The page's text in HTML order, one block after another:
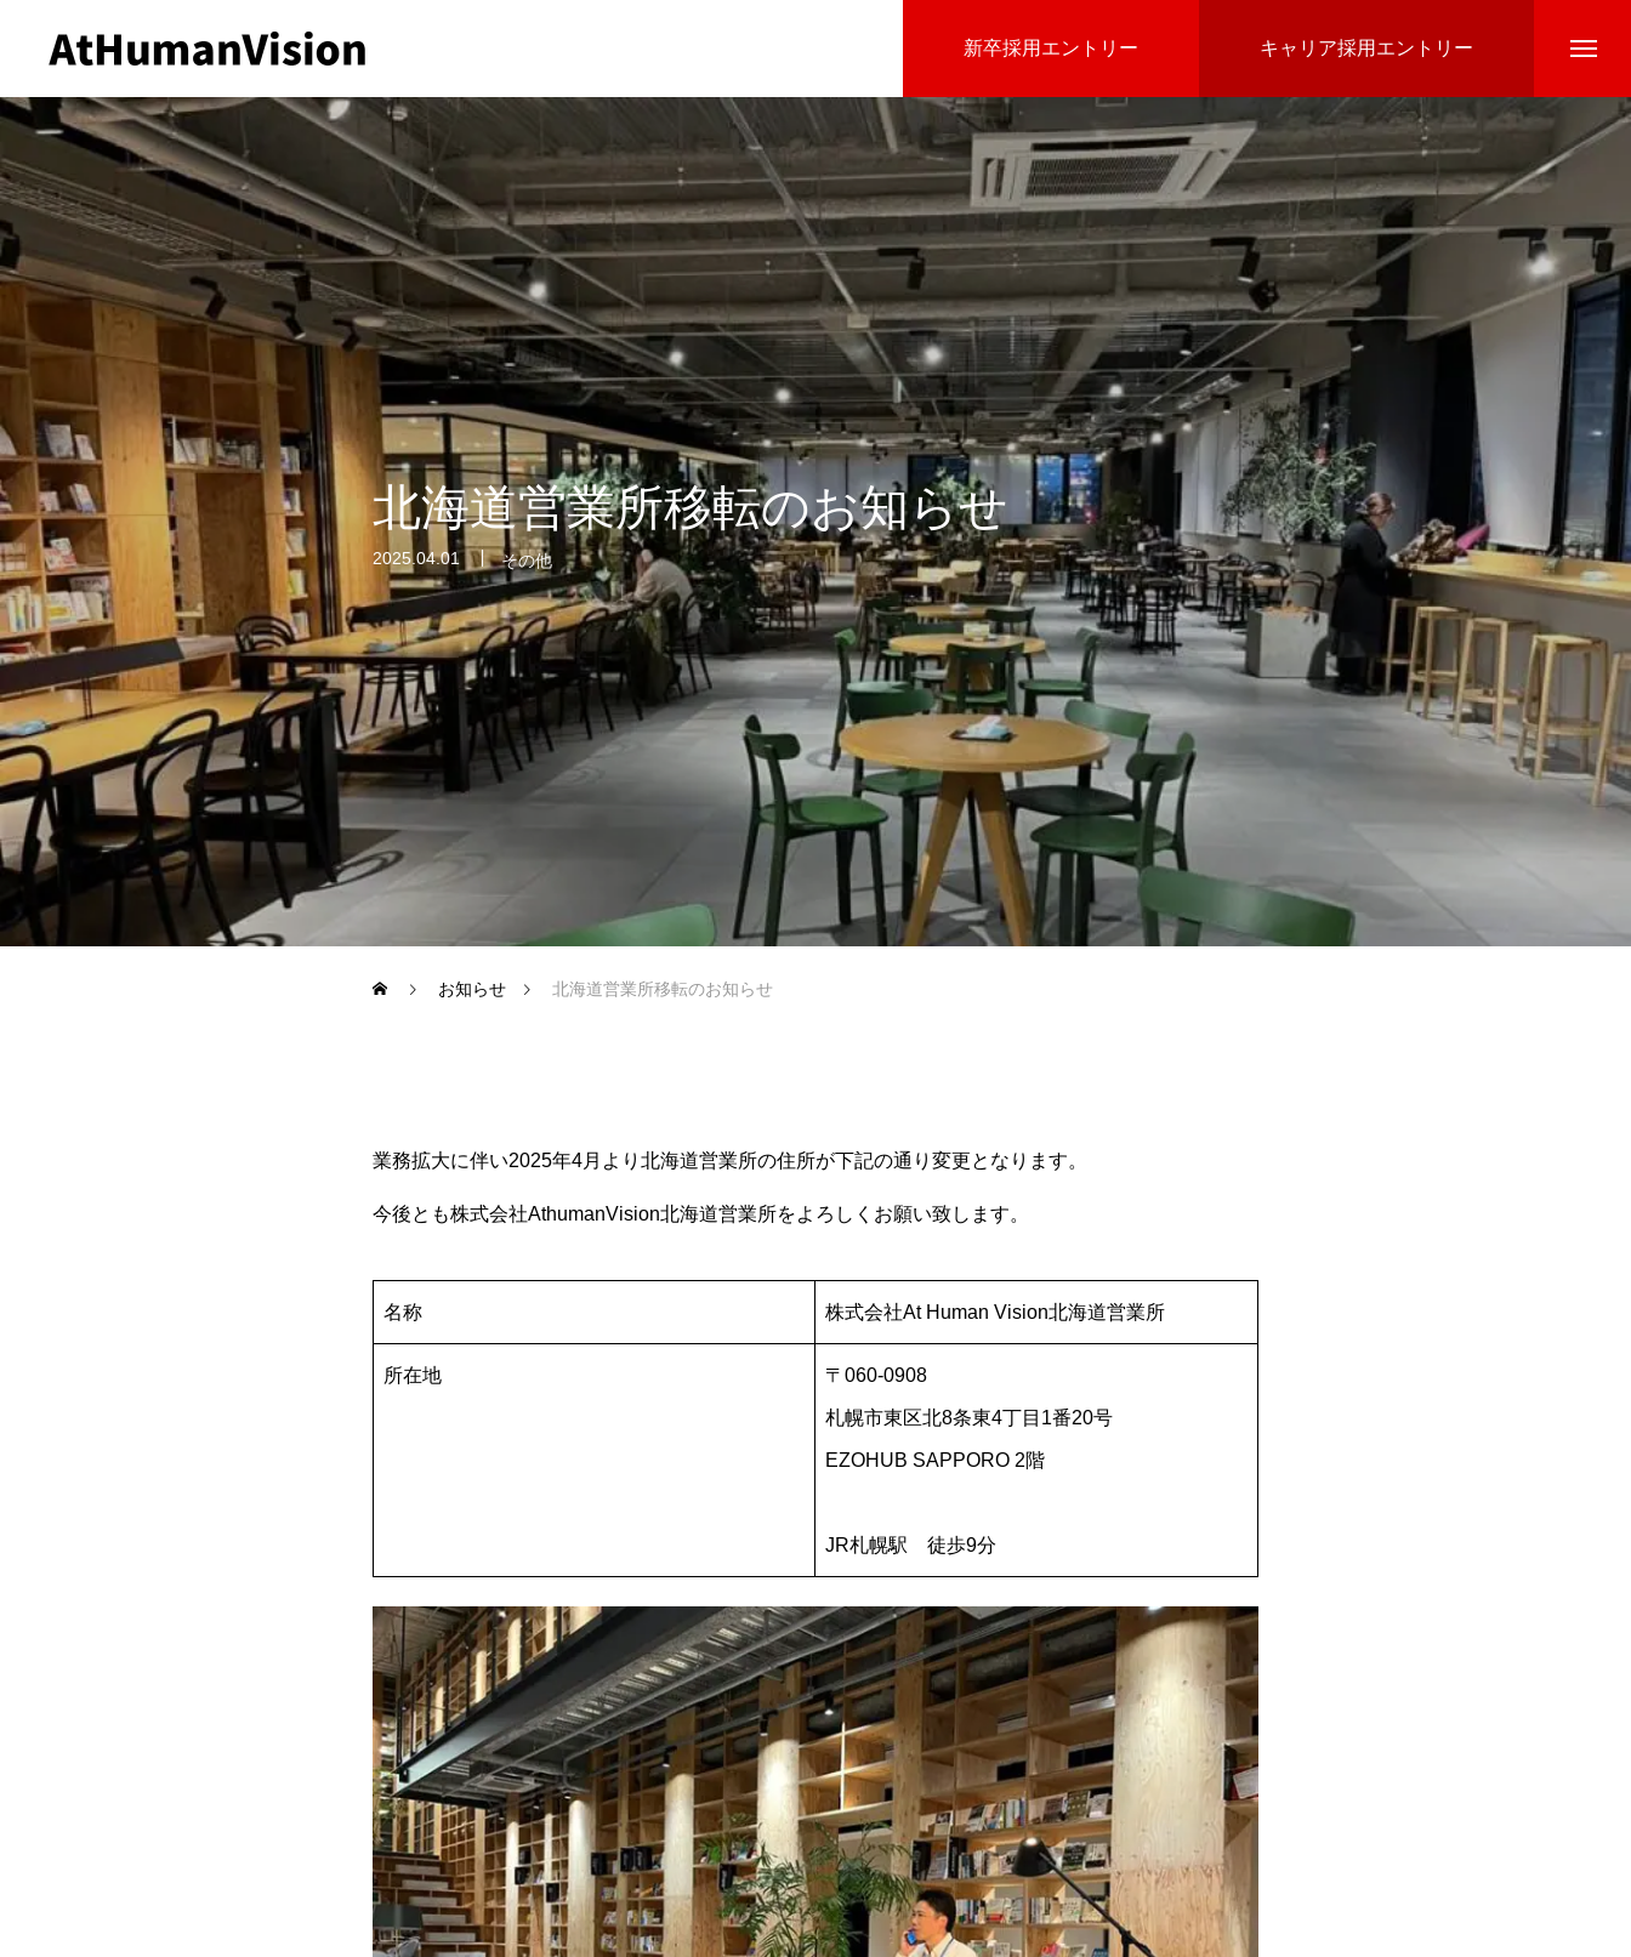
新卒採用エントリー キャリア採用エントリー
ホーム
会社概要 会社を知る
事業紹介 仕事を知る
ブログ インタビュー わたしたちの仕事
採用情報 採用を知る
北海道営業所移転のお知らせ
2025.04.01 その他
お知らせ 北海道営業所移転のお知らせ
業務拡大に伴い2025年4月より北海道営業所の住所が下記の通り変更となります。
今後とも株式会社AthumanVision北海道営業所をよろしくお願い致します。
名称 株式会社At Human Vision北海道営業所
所在地 〒060-0908
札幌市東区北8条東4丁目1番20号
EZOHUB SAPPORO 2階
JR札幌駅 徒歩9分